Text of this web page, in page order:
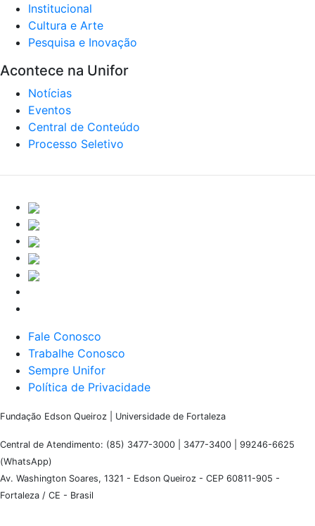
Institucional
Cultura e Arte
Pesquisa e Inovação
Acontece na Unifor
Notícias
Eventos
Central de Conteúdo
Processo Seletivo
Fale Conosco
Trabalhe Conosco
Sempre Unifor
Política de Privacidade
Fundação Edson Queiroz | Universidade de Fortaleza
Central de Atendimento: (85) 3477-3000 | 3477-3400 | 99246-6625
(WhatsApp)
Av. Washington Soares, 1321 - Edson Queiroz - CEP 60811-905 -
Fortaleza / CE - Brasil